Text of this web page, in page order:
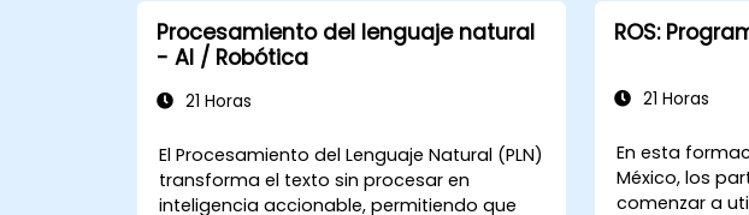
Procesamiento del lenguaje natural
- AI / Robótica
21 Horas
El Procesamiento del Lenguaje Natural (PLN)
transforma el texto sin procesar en
inteligencia accionable, permitiendo que
ROS:
21 Horas
En esta
México, los
comenzar a